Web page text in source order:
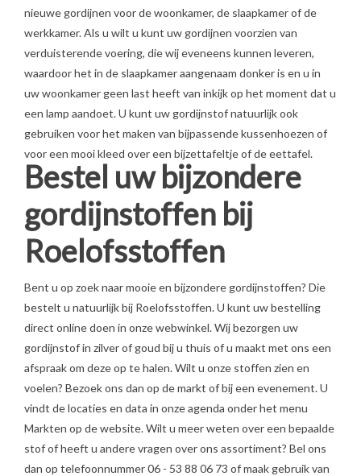
nieuwe gordijnen voor de woonkamer, de slaapkamer of de
werkkamer. Als u wilt u kunt uw gordijnen voorzien van
verduisterende voering, die wij eveneens kunnen leveren,
waardoor het in de slaapkamer aangenaam donker is en u in
uw woonkamer geen last heeft van inkijk op het moment dat u
een lamp aandoet. U kunt uw gordijnstof natuurlijk ook
gebruiken voor het maken van bijpassende kussenhoezen of
voor een mooi kleed over een bijzettafeltje of de eettafel.
Bestel uw bijzondere
gordijnstoffen bij
Roelofsstoffen
Bent u op zoek naar mooie en bijzondere gordijnstoffen? Die
bestelt u natuurlijk bij Roelofsstoffen. U kunt uw bestelling
direct online doen in onze webwinkel. Wij bezorgen uw
gordijnstof in zilver of goud bij u thuis of u maakt met ons een
afspraak om deze op te halen. Wilt u onze stoffen zien en
voelen? Bezoek ons dan op de markt of bij een evenement. U
vindt de locaties en data in onze agenda onder het menu
Markten op de website. Wilt u meer weten over een bepaalde
stof of heeft u andere vragen over ons assortiment? Bel ons
dan op telefoonnummer 06 - 53 88 06 73 of maak gebruik van